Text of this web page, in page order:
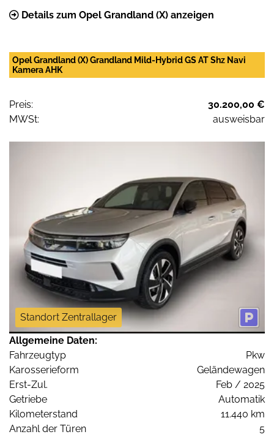
Details zum Opel Grandland (X) anzeigen
Opel Grandland (X) Grandland Mild-Hybrid GS AT Shz Navi
Kamera AHK
Preis:
30.200,00 €
MWSt:
ausweisbar
Standort Zentrallager
Allgemeine Daten:
Fahrzeugtyp
Pkw
Karosserieform
Geländewagen
Erst-Zul.
Feb / 2025
Getriebe
Automatik
Kilometerstand
11.440 km
Anzahl der Türen
5